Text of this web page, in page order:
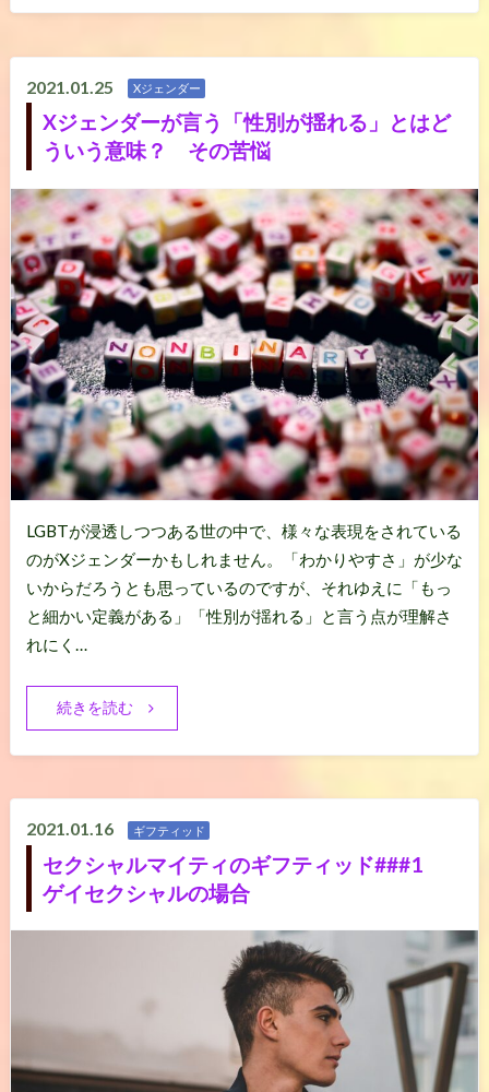
2021.01.25 Xジェンダー
Xジェンダーが言う「性別が揺れる」とはど
ういう意味？ その苦悩
LGBTが浸透しつつある世の中で、様々な表現をされている
のがXジェンダーかもしれません。「わかりやすさ」が少な
いからだろうとも思っているのですが、それゆえに「もっ
と細かい定義がある」「性別が揺れる」と言う点が理解さ
れにく…
続きを読む
2021.01.16 ギフティッド
セクシャルマイティのギフティッド###1
ゲイセクシャルの場合